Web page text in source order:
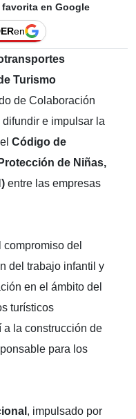
en Google
en
Turismo
de Colaboración
e impulsar la
Código de
de Niñas,
entre las empresas
del
del trabajo infantil y
en el ámbito del
turísticos
la construcción de
para los
, impulsado por